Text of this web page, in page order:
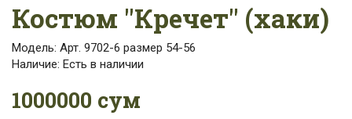
Костюм "Кречет" (хаки)
Модель: Арт. 9702-6 размер 54-56
Наличие: Есть в наличии
1000000 сум